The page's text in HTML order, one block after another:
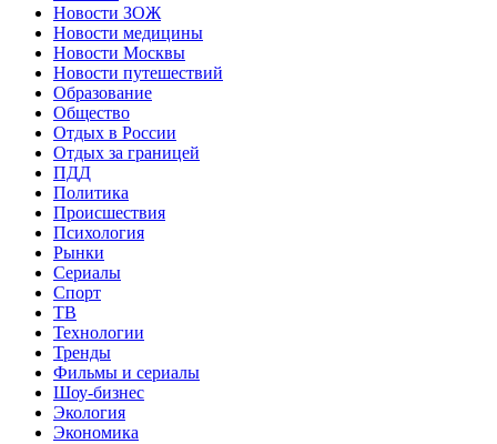
Новости ЗОЖ
Новости медицины
Новости Москвы
Новости путешествий
Образование
Общество
Отдых в России
Отдых за границей
ПДД
Политика
Происшествия
Психология
Рынки
Сериалы
Спорт
ТВ
Технологии
Тренды
Фильмы и сериалы
Шоу-бизнес
Экология
Экономика